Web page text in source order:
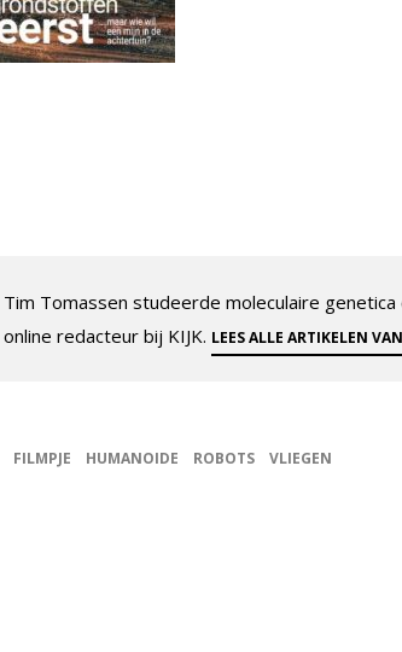
Tim Tomassen studeerde moleculaire
online redacteur bij KIJK. LEES ALLE ARTIKELEN
FILMPJE HUMANOIDE ROBOTS VLIEGEN